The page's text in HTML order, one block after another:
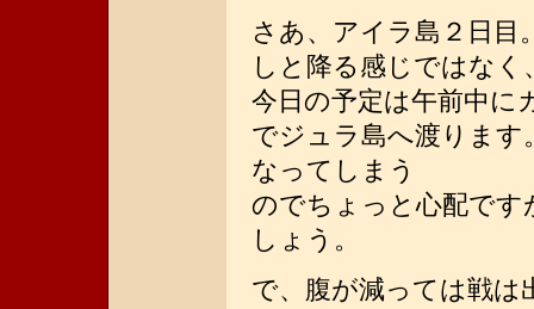
さあ、アイラ島２日
しと降る感じではな
今日の予定は午前中に
でジュラ島へ渡りま
なってしまう
のでちょっと心配で
しょう。
で、腹が減っては戦は